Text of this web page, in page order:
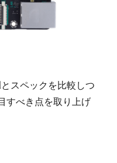
スペックを比較しつ
べき点を取り上げ
2S とは” の